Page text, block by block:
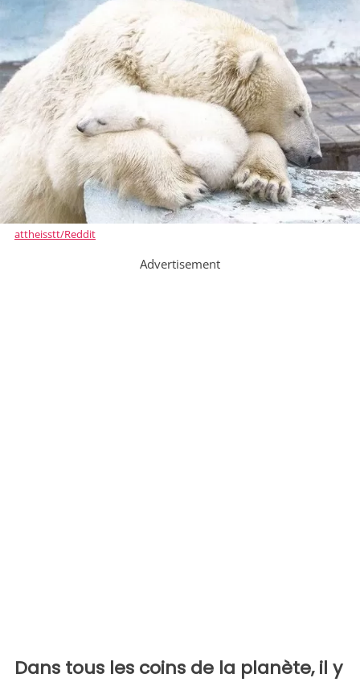
attheisstt/Reddit
Advertisement
Dans tous les coins de la planète, il y